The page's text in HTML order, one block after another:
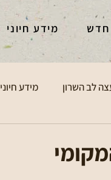
מידע חיוני
לב השרון מידע חיוני